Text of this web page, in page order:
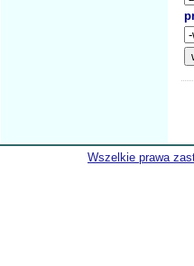
Wszelkie prawa